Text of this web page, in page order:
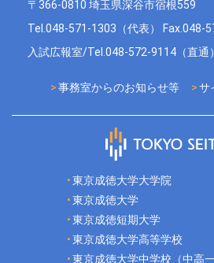
〒366-0810 埼玉県深谷市宿根559
Tel.048-571-1303（代表） Fax.048-
入試広報室/Tel.048-572-9114（直通）
サ
事務室からのお知らせ等
東京成徳大学大学院
東京成徳大学
東京成徳短期大学
東京成徳大学高等学校
東京成徳大学中学校（中高一